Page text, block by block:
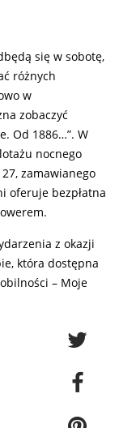
się w sobotę,
różnych
w
zobaczyć
Od 1886…”. W
nocnego
zamawianego
oferuje bezpłatna
z okazji
która dostępna
– Moje